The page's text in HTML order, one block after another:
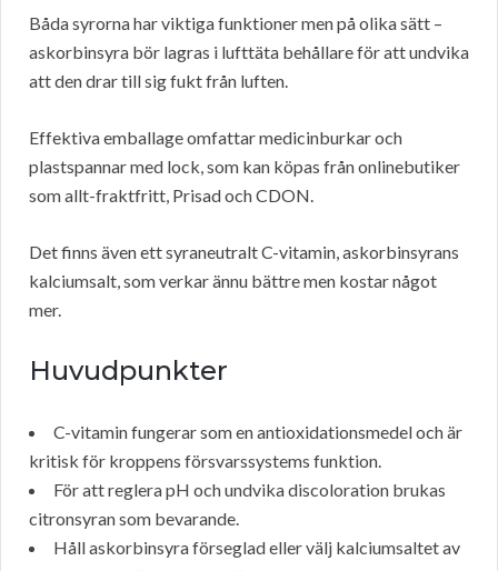
Båda syrorna har viktiga funktioner men på olika sätt –
askorbinsyra bör lagras i lufttäta behållare för att undvika
att den drar till sig fukt från luften.
Effektiva emballage omfattar medicinburkar och
plastspannar med lock, som kan köpas från onlinebutiker
som allt-fraktfritt, Prisad och CDON.
Det finns även ett syraneutralt C-vitamin, askorbinsyrans
kalciumsalt, som verkar ännu bättre men kostar något
mer.
Huvudpunkter
C-vitamin fungerar som en antioxidationsmedel och är
kritisk för kroppens försvarssystems funktion.
För att reglera pH och undvika discoloration brukas
citronsyran som bevarande.
Håll askorbinsyra förseglad eller välj kalciumsaltet av